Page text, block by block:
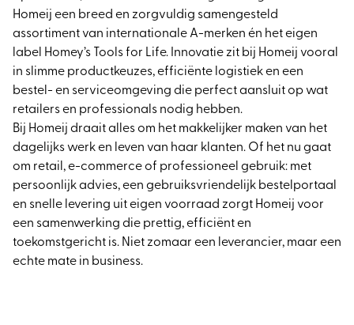
Homeij een breed en zorgvuldig samengesteld
assortiment van internationale A-merken én het eigen
label Homey’s Tools for Life. Innovatie zit bij Homeij vooral
in slimme productkeuzes, efficiënte logistiek en een
bestel- en serviceomgeving die perfect aansluit op wat
retailers en professionals nodig hebben.
Bij Homeij draait alles om het makkelijker maken van het
dagelijks werk en leven van haar klanten. Of het nu gaat
om retail, e-commerce of professioneel gebruik: met
persoonlijk advies, een gebruiksvriendelijk bestelportaal
en snelle levering uit eigen voorraad zorgt Homeij voor
een samenwerking die prettig, efficiënt en
toekomstgericht is. Niet zomaar een leverancier, maar een
echte mate in business.